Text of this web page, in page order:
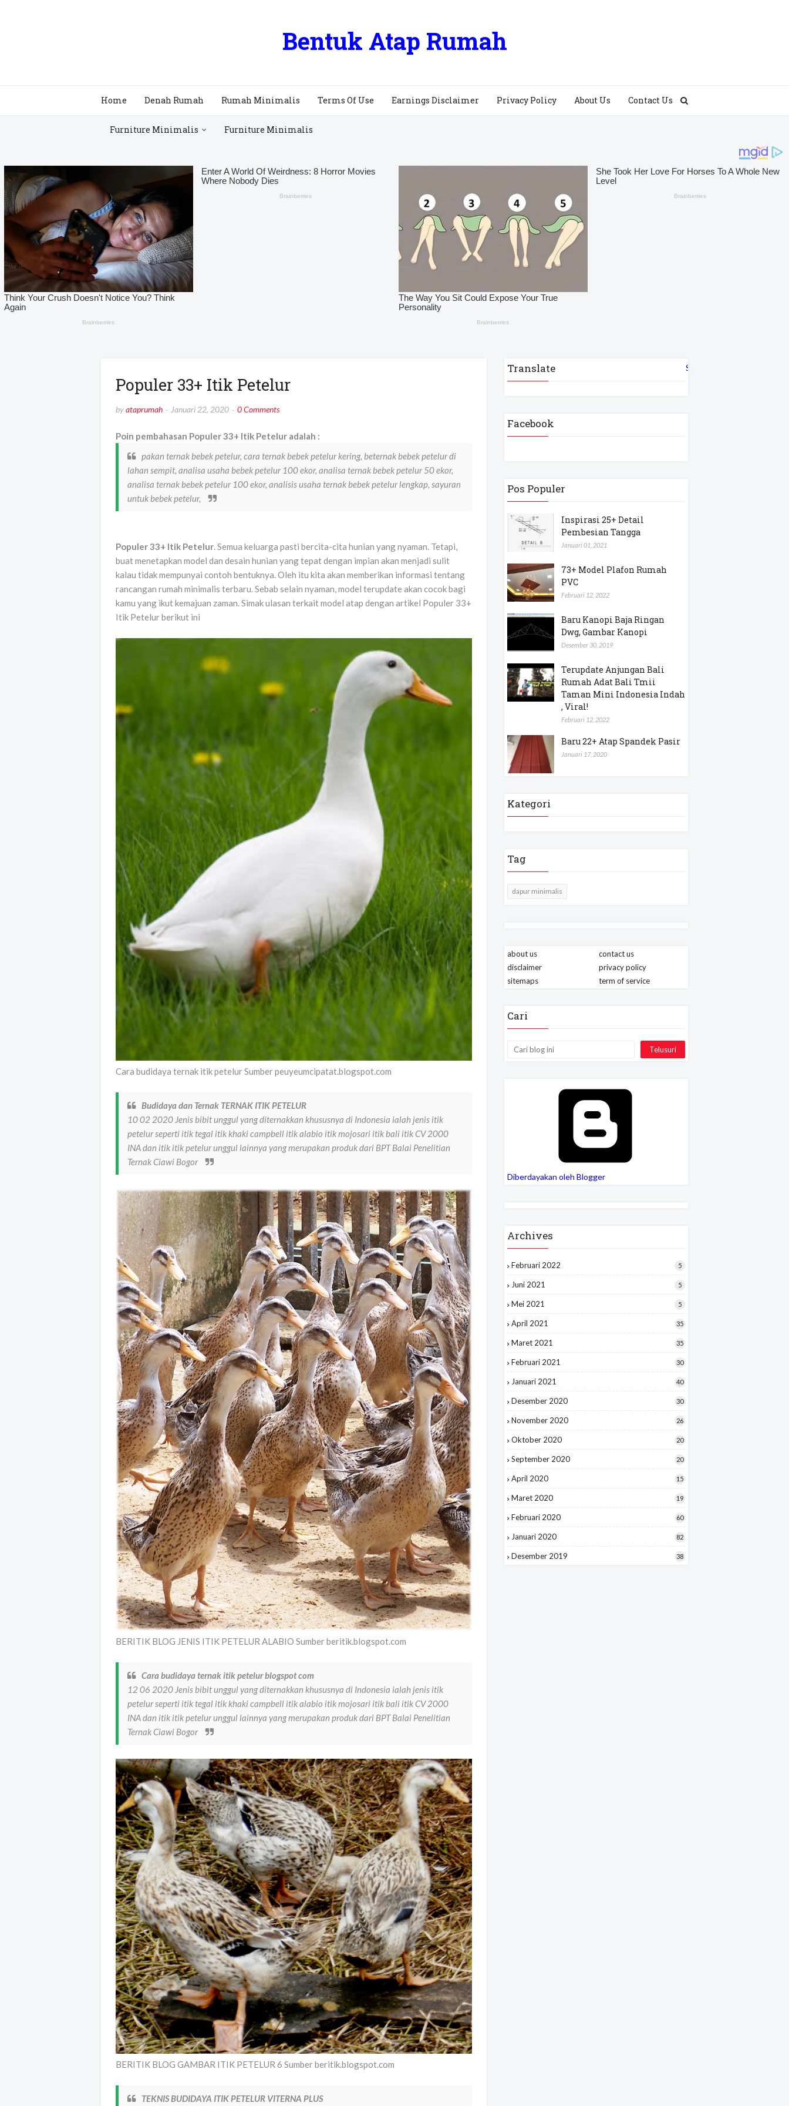
Bentuk Atap Rumah
Home Denah Rumah Rumah Minimalis Terms Of Use Earnings Disclaimer Privacy Policy About Us Contact Us
Furniture Minimalis Furniture Minimalis
Populer 33+ Itik Petelur
byataprumah Januari 22, 2020 0 Comments
Poin pembahasan Populer 33+ Itik Petelur adalah :
pakan ternak bebek petelur, cara ternak bebek petelur kering, beternak bebek petelur di
lahan sempit, analisa usaha bebek petelur 100 ekor, analisa ternak bebek petelur 50 ekor,
analisa ternak bebek petelur 100 ekor, analisis usaha ternak bebek petelur lengkap, sayuran
untuk bebek petelur,
Populer 33+ Itik Petelur. Semua keluarga pasti bercita-cita hunian yang nyaman. Tetapi,
buat menetapkan model dan desain hunian yang tepat dengan impian akan menjadi sulit
kalau tidak mempunyai contoh bentuknya. Oleh itu kita akan memberikan informasi tentang
rancangan rumah minimalis terbaru. Sebab selain nyaman, model terupdate akan cocok bagi
kamu yang ikut kemajuan zaman. Simak ulasan terkait model atap dengan artikel Populer 33+
Itik Petelur berikut ini
Cara budidaya ternak itik petelur Sumber peuyeumcipatat.blogspot.com
Budidaya dan Ternak TERNAK ITIK PETELUR
10 02 2020 Jenis bibit unggul yang diternakkan khususnya di Indonesia ialah jenis itik
petelur seperti itik tegal itik khaki campbell itik alabio itik mojosari itik bali itik CV 2000
INA dan itik itik petelur unggul lainnya yang merupakan produk dari BPT Balai Penelitian
Ternak Ciawi Bogor
BERITIK BLOG JENIS ITIK PETELUR ALABIO Sumber beritik.blogspot.com
Cara budidaya ternak itik petelur blogspot com
12 06 2020 Jenis bibit unggul yang diternakkan khususnya di Indonesia ialah jenis itik
petelur seperti itik tegal itik khaki campbell itik alabio itik mojosari itik bali itik CV 2000
INA dan itik itik petelur unggul lainnya yang merupakan produk dari BPT Balai Penelitian
Ternak Ciawi Bogor
BERITIK BLOG GAMBAR ITIK PETELUR 6 Sumber beritik.blogspot.com
TEKNIS BUDIDAYA ITIK PETELUR VITERNA PLUS
Translate Select Language
Facebook
Pos Populer
Inspirasi 25+ Detail
Pembesian Tangga
Januari 01, 2021
73+ Model Plafon Rumah
PVC
Februari 12, 2022
Baru Kanopi Baja Ringan
Dwg, Gambar Kanopi
Desember 30, 2019
Terupdate Anjungan Bali
Rumah Adat Bali Tmii
Taman Mini Indonesia Indah
, Viral!
Februari 12, 2022
Baru 22+ Atap Spandek Pasir
Januari 17, 2020
Kategori
Tag
dapur minimalis
about us
contact us
disclaimer
privacy policy
sitemaps
term of service
Cari
Diberdayakan oleh Blogger
Archives
Februari 2022 5
Juni 2021 5
Mei 2021 5
April 2021 35
Maret 2021 35
Februari 2021 30
Januari 2021 40
Desember 2020 30
November 2020 26
Oktober 2020 20
September 2020 20
April 2020 15
Maret 2020 19
Februari 2020 60
Januari 2020 82
Desember 2019 38